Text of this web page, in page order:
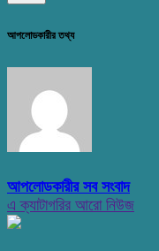
আপলোডকারীর তথ্য
আপলোডকারীর সব সংবাদ
এ ক্যাটাগরির আরো নিউজ